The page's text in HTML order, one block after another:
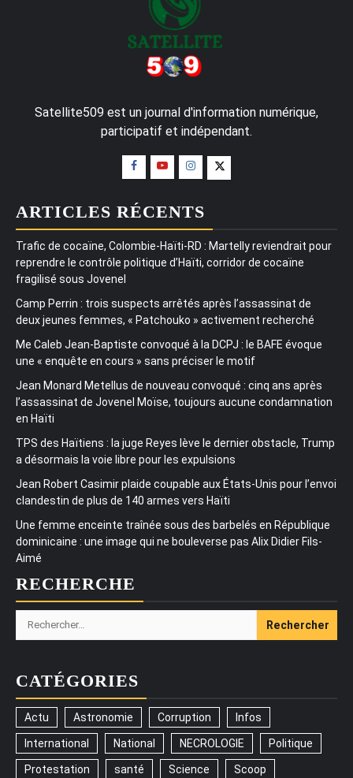
Satellite509 est un journal d'information numérique,
participatif et indépendant.
ARTICLES RÉCENTS
Trafic de cocaïne, Colombie-Haïti-RD : Martelly reviendrait pour
reprendre le contrôle politique d’Haïti, corridor de cocaïne
fragilisé sous Jovenel
Camp Perrin : trois suspects arrêtés après l’assassinat de
deux jeunes femmes, « Patchouko » activement recherché
Me Caleb Jean-Baptiste convoqué à la DCPJ : le BAFE évoque
une « enquête en cours » sans préciser le motif
Jean Monard Metellus de nouveau convoqué : cinq ans après
l’assassinat de Jovenel Moïse, toujours aucune condamnation
en Haïti
TPS des Haïtiens : la juge Reyes lève le dernier obstacle, Trump
a désormais la voie libre pour les expulsions
Jean Robert Casimir plaide coupable aux États-Unis pour l’envoi
clandestin de plus de 140 armes vers Haïti
Une femme enceinte traînée sous des barbelés en République
dominicaine : une image qui ne bouleverse pas Alix Didier Fils-
Aimé
RECHERCHE
Rechercher :
CATÉGORIES
Actu Astronomie Corruption Infos
International National NECROLOGIE Politique
Protestation santé Science Scoop